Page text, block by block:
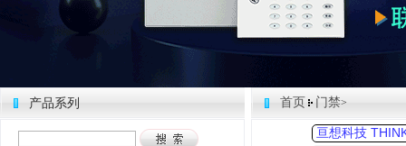
产品系列 首页 门禁>
亘想科技